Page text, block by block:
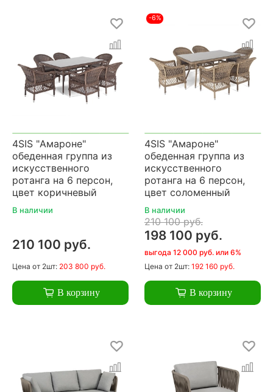
4SIS "Амароне"
обеденная группа из
искусственного
ротанга на 6 персон,
цвет коричневый
В наличии
210 100 руб.
Цена от 2шт: 203 800 руб.
В корзину
-6%
4SIS "Амароне"
обеденная группа из
искусственного
ротанга на 6 персон,
цвет соломенный
В наличии
210 100 руб.
198 100 руб.
выгода 12 000 руб. или 6%
Цена от 2шт: 192 160 руб.
В корзину